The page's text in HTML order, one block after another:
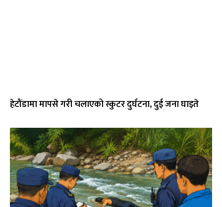
हेटौंडामा मापसे गरी चलाएको स्कुटर दुर्घटना, दुई जना घाइते